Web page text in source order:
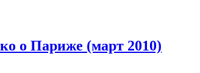
о Париже (март 2010)